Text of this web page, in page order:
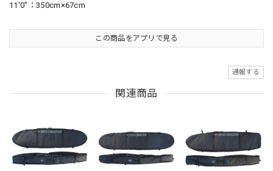
11'0"：350cm×67cm
この商品をアプリで見る
通報する
関連商品